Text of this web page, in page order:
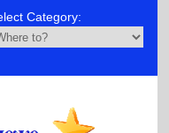
Category: